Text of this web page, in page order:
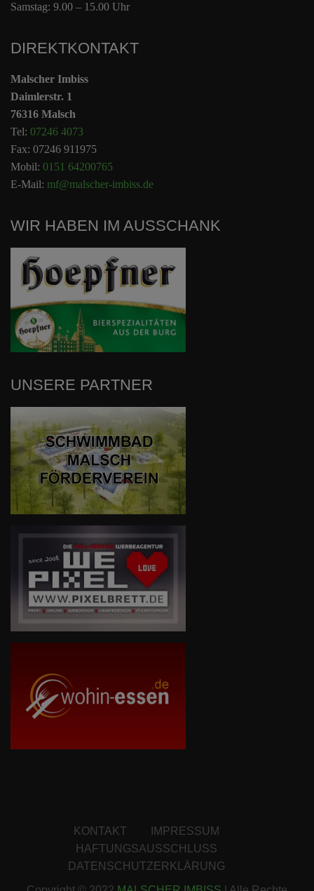
Samstag: 9.00 – 15.00 Uhr
DIREKTKONTAKT
Malscher Imbiss
Daimlerstr. 1
76316 Malsch
Tel: 07246 4073
Fax: 07246 911975
Mobil: 0151 64200765
E-Mail: mf@malscher-imbiss.de
WIR HABEN IM AUSSCHANK
UNSERE PARTNER
KONTAKT
IMPRESSUM
HAFTUNGSAUSSCHLUSS
DATENSCHUTZERKLÄRUNG